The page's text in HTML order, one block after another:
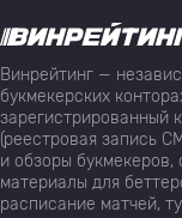
Винрейтинг —
букмекерских
зарегистрированный
(реестровая запись
и обзоры
материалы для
расписание матчей,